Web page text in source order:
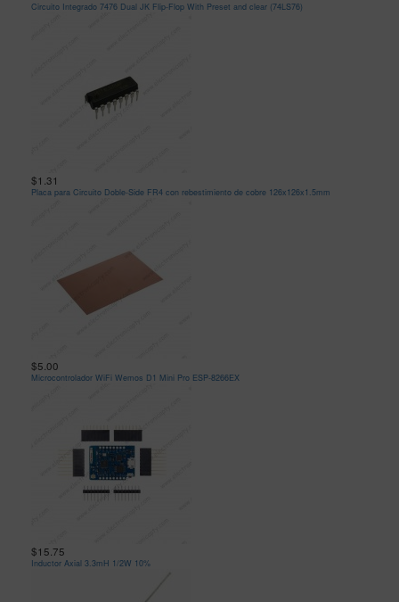
Circuito Integrado 7476 Dual JK Flip-Flop With Preset and clear (74LS76)
$1.31
Placa para Circuito Doble-Side FR4 con rebestimiento de cobre 126x126x1.5mm
$5.00
Microcontrolador WiFi Wemos D1 Mini Pro ESP-8266EX
$15.75
Inductor Axial 3.3mH 1/2W 10%